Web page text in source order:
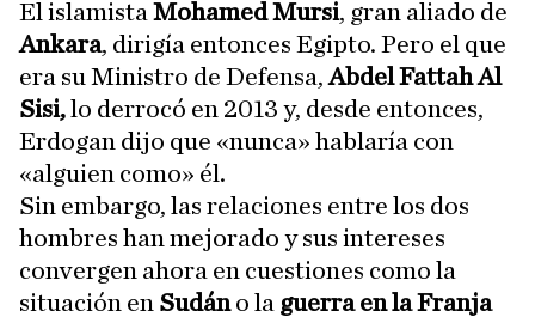
El islamista Mohamed Mursi, gran aliado de
Ankara, dirigía entonces Egipto. Pero el que
era su Ministro de Defensa,Abdel Fattah Al
Sisi,lo derrocó en 2013 y, desde entonces,
Erdogan dijo que «nunca» hablaría con
«alguien como» él.
Sin embargo, las relaciones entre los dos
hombres han mejorado y sus intereses
convergen ahora en cuestiones como la
situación en Sudáno la guerra en la Franja